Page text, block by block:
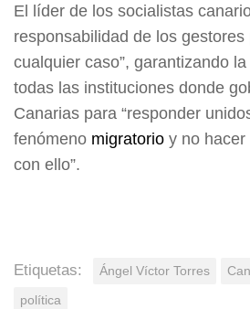
El líder de los socialistas
responsabilidad de los gestores
cualquier caso”, garantizando
todas las instituciones donde
Canarias para “responder
fenómeno migratorio y no
con ello”.
Etiquetas: Ángel Víctor Torres
política